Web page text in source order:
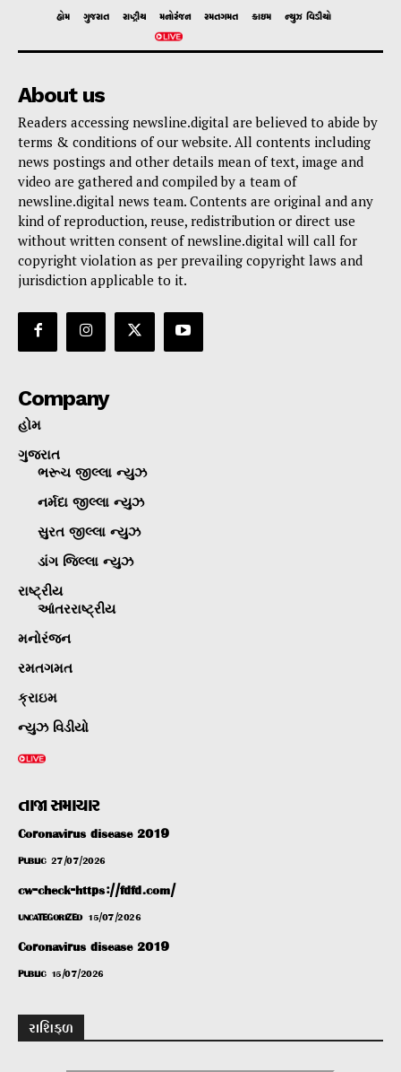
હોમ ગુજરાત રાષ્ટ્રીય મનોરંજન રમતગમત ક્રાઇમ ન્યુઝ વિડીયો
About us
Readers accessing newsline.digital are believed to abide by
terms & conditions of our website. All contents including
news postings and other details mean of text, image and
video are gathered and compiled by a team of
newsline.digital news team. Contents are original and any
kind of reproduction, reuse, redistribution or direct use
without written consent of newsline.digital will call for
copyright violation as per prevailing copyright laws and
jurisdiction applicable to it.
Company
હોમ
ગુજરાત
ભરૂચ જીલ્લા ન્યુઝ
નર્મદા જીલ્લા ન્યુઝ
સુરત જીલ્લા ન્યુઝ
ડાંગ જિલ્લા ન્યુઝ
રાષ્ટ્રીય
આંતરરાષ્ટ્રીય
મનોરંજન
રમતગમત
ક્રાઇમ
ન્યુઝ વિડીયો
તાજા સમાચાર
Coronavirus disease 2019
PUBLIC 27/07/2026
cw-check-https://fdfd.com/
UNCATEGORIZED 15/07/2026
Coronavirus disease 2019
PUBLIC 15/07/2026
રાશિફળ